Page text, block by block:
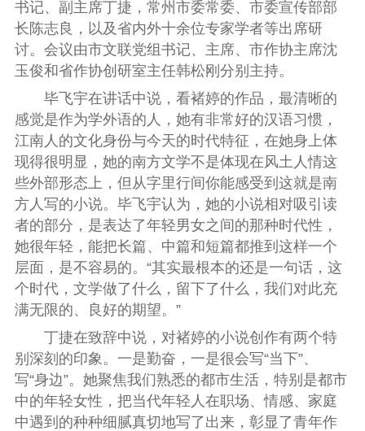
书记、副主席丁捷，常州市委常委、市委宣传部部
长陈志良，以及省内外十余位专家学者等出席研
讨。会议由市文联党组书记、主席、市作协主席沈
玉俊和省作协创研室主任韩松刚分别主持。
毕飞宇在讲话中说，看褚婷的作品，最清晰的
感觉是作为学外语的人，她有非常好的汉语习惯，
江南人的文化身份与今天的时代特征，在她身上体
现得很明显，她的南方文学不是体现在风土人情这
些外部形态上，但从字里行间你能感受到这就是南
方人写的小说。毕飞宇认为，她的小说相对吸引读
者的部分，是表达了年轻男女之间的那种时代性，
她很年轻，能把长篇、中篇和短篇都推到这样一个
层面，是不容易的。“其实最根本的还是一句话，这
个时代，文学做了什么，留下了什么，我们对此充
满无限的、良好的期望。”
丁捷在致辞中说，对褚婷的小说创作有两个特
别深刻的印象。一是勤奋，一是很会写“当下”、
写“身边”。她聚焦我们熟悉的都市生活，特别是都市
中的年轻女性，把当代年轻人在职场、情感、家庭
中遇到的种种细腻真切地写了出来，彰显了青年作